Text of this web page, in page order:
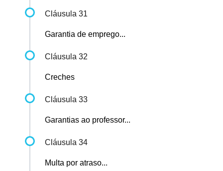
Cláusula 31
Garantia de emprego...
Cláusula 32
Creches
Cláusula 33
Garantias ao professor...
Cláusula 34
Multa por atraso...